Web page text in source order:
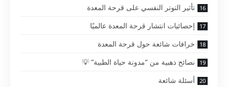
تأثير التوتر النفسي على قرحة المعدة
إحصائيات انتشار قرحة المعدة عالميًا
خرافات شائعة حول قرحة المعدة
نصائح ذهبية من “مدونة حياة الطبية” 💡
أسئلة شائعة